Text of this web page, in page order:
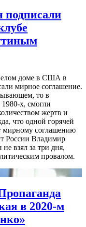
подписали
доме в США в
мирное соглашение.
то в
х, смогли
жертв и
что одной горячей
мирному соглашению
России Владимир
взял за три дня,
провалом.
в 2020-м